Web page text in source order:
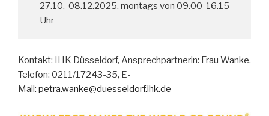
27.10.-08.12.2025, montags von 09.00-16.15
Uhr
Kontakt: IHK Düsseldorf, Ansprechpartnerin: Frau Wanke,
Telefon: 0211/17243-35, E-
Mail: petra.wanke@duesseldorf.ihk.de